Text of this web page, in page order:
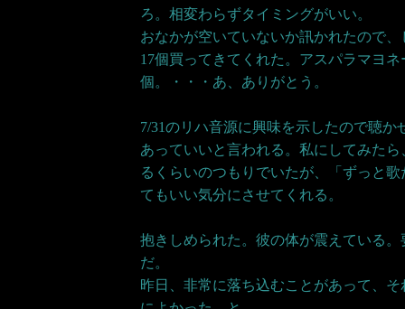
ろ。相変わらずタイミングがいい。
おなかが空いていないか訊かれたので
17個買ってきてくれた。アスパラマヨ
個。・・・あ、ありがとう。
7/31のリハ音源に興味を示したので聴
あっていいと言われる。私にしてみた
るくらいのつもりでいたが、「ずっと
てもいい気分にさせてくれる。
抱きしめられた。彼の体が震えている
だ。
昨日、非常に落ち込むことがあって、